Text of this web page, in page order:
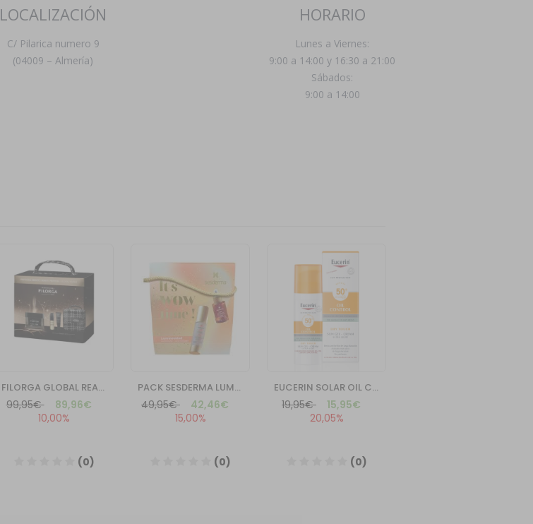
LOCALIZACIÓN
C/ Pilarica numero 9
(04009 – Almería)
HORARIO
Lunes a Viernes:
9:00 a 14:00 y 16:30 a 21:00
Sábados:
9:00 a 14:00